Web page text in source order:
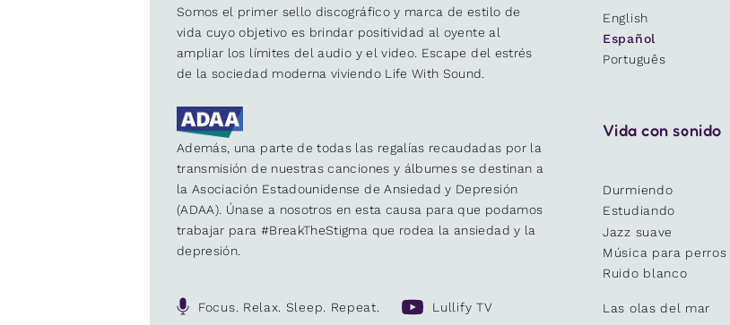
Somos el primer sello discográfico y marca de estilo de
vida cuyo objetivo es brindar positividad al oyente al
ampliar los límites del audio y el video. Escape del estrés
de la sociedad moderna viviendo Life With Sound.
Además, una parte de todas las regalías recaudadas por la
transmisión de nuestras canciones y álbumes se destinan a
la Asociación Estadounidense de Ansiedad y Depresión
(ADAA). Únase a nosotros en esta causa para que podamos
trabajar para #BreakTheStigma que rodea la ansiedad y la
depresión.
Focus. Relax. Sleep. Repeat. Lullify TV
English
Español
Português
Vida con sonido
Durmiendo
Estudiando
Jazz suave
Música para perros
Ruido blanco
Las olas del mar